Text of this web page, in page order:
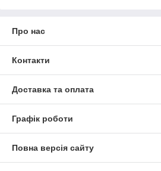
Про нас
Контакти
Доставка та оплата
Графік роботи
Повна версія сайту